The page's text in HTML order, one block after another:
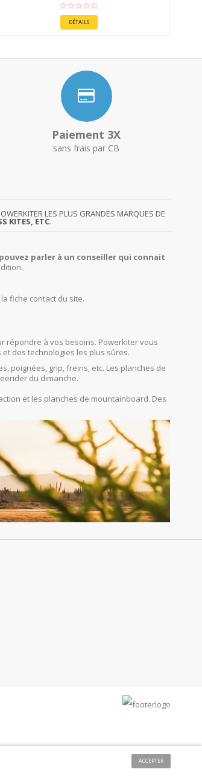
DÉTAILS
Paiement 3X
sans frais par CB
LES PLUS GRANDES MARQUES DE
KITES, ETC.
parler à un conseiller qui connait
fiche contact du site.
répondre à vos besoins. Powerkiter vous
des technologies les plus sûres.
poignées, grip, freins, etc. Les planches de
du dimanche.
et les planches de mountainboard. Des
ACCEPTER